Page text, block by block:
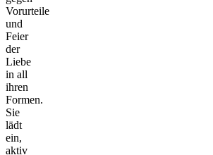
Vorurteile
und
Feier
der
Liebe
in all
ihren
Formen.
Sie
lädt
ein,
aktiv